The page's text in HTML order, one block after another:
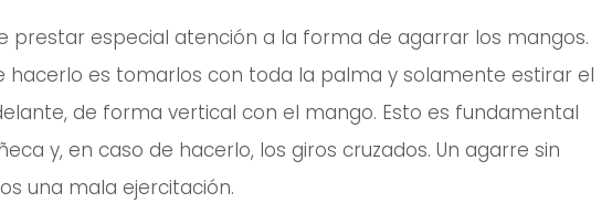
prestar especial atención a la forma de agarrar los mangos.
hacerlo es tomarlos con toda la palma y solamente estirar el
de forma vertical con el mango. Esto es fundamental
y, en caso de hacerlo, los giros cruzados. Un agarre sin
una mala ejercitación.